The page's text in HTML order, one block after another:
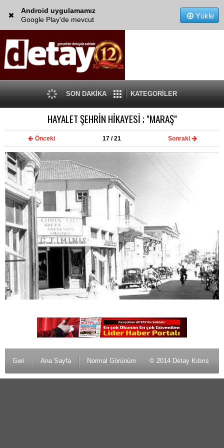
Android uygulamamız
Google Play'de mevcut
Yükle
SON DAKİKA KATEGORİLER
HAYALET ŞEHRİN HİKAYESİ ; "MARAŞ"
Önceki 17 / 21 Sonraki
Geri Ana Sayfa Normal Görünüm © 2014 Detay Kıbrıs